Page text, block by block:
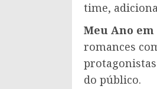
time,
Meu Ano
romances
do público.